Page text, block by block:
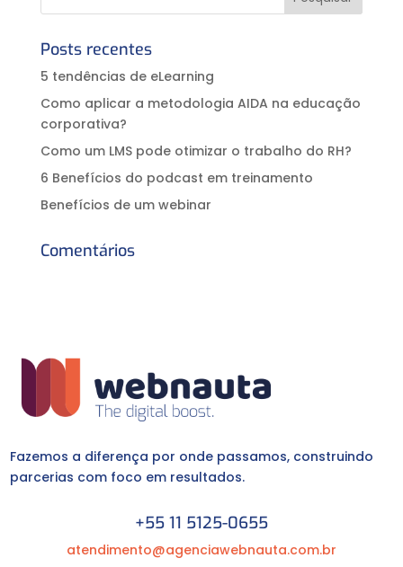
Posts recentes
5 tendências de eLearning
Como aplicar a metodologia AIDA na educação
corporativa?⠀
Como um LMS pode otimizar o trabalho do RH?
6 Benefícios do podcast em treinamento
Benefícios de um webinar
Comentários
Fazemos a diferença por onde passamos, construindo
parcerias com foco em resultados.
+55 11 5125-0655
atendimento@agenciawebnauta.com.br